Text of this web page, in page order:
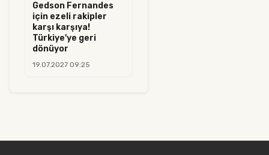
Gedson Fernandes
için ezeli rakipler
karşı karşıya!
Türkiye'ye geri
dönüyor
19.07.2027 09:25